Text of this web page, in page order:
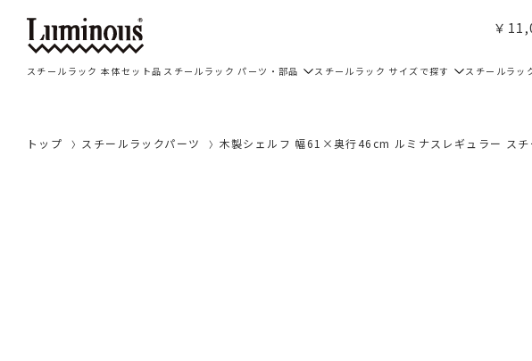
￥
スチールラック 本体セット品 スチールラック パーツ・部品 スチールラック サイズで探す スチールラッ
トップ スチールラックパーツ 木製シェルフ 幅61×奥行46cm ルミナスレギュラー ス